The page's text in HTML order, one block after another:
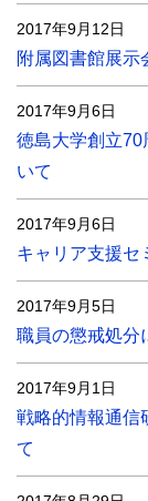
2017年9月12日
附属図書館展示
2017年9月6日
徳島大学創立70
いて
2017年9月6日
キャリア支援セ
2017年9月5日
職員の懲戒処分
2017年9月1日
戦略的情報通信
て